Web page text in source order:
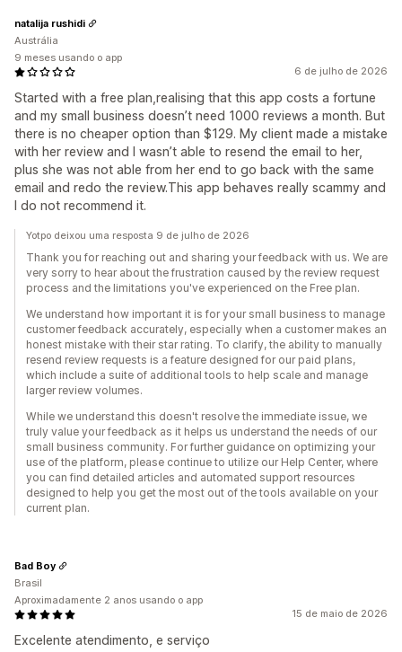
6 de julho de 2026
Started with a free plan,realising that this app costs a fortune
and my small business doesn’t need 1000 reviews a month. But
there is no cheaper option than $129. My client made a mistake
with her review and I wasn’t able to resend the email to her,
plus she was not able from her end to go back with the same
email and redo the review.This app behaves really scammy and
I do not recommend it.
natalija rushidi
Austrália
9 meses usando o app
Yotpo deixou uma resposta 9 de julho de 2026
Thank you for reaching out and sharing your feedback with us. We are
very sorry to hear about the frustration caused by the review request
process and the limitations you've experienced on the Free plan.
We understand how important it is for your small business to manage
customer feedback accurately, especially when a customer makes an
honest mistake with their star rating. To clarify, the ability to manually
resend review requests is a feature designed for our paid plans,
which include a suite of additional tools to help scale and manage
larger review volumes.
While we understand this doesn't resolve the immediate issue, we
truly value your feedback as it helps us understand the needs of our
small business community. For further guidance on optimizing your
use of the platform, please continue to utilize our Help Center, where
you can find detailed articles and automated support resources
designed to help you get the most out of the tools available on your
current plan.
15 de maio de 2026
Excelente atendimento, e serviço
Bad Boy
Brasil
Aproximadamente 2 anos usando o app